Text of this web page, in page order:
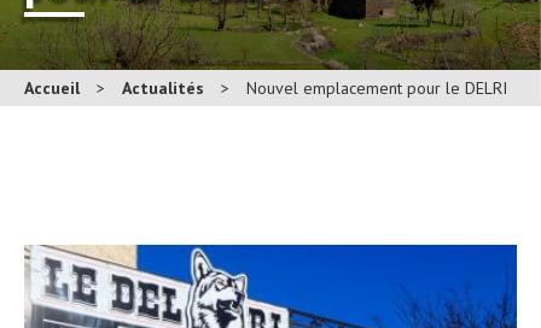
Accueil > Actualités > Nouvel emplacement pour le DELRI